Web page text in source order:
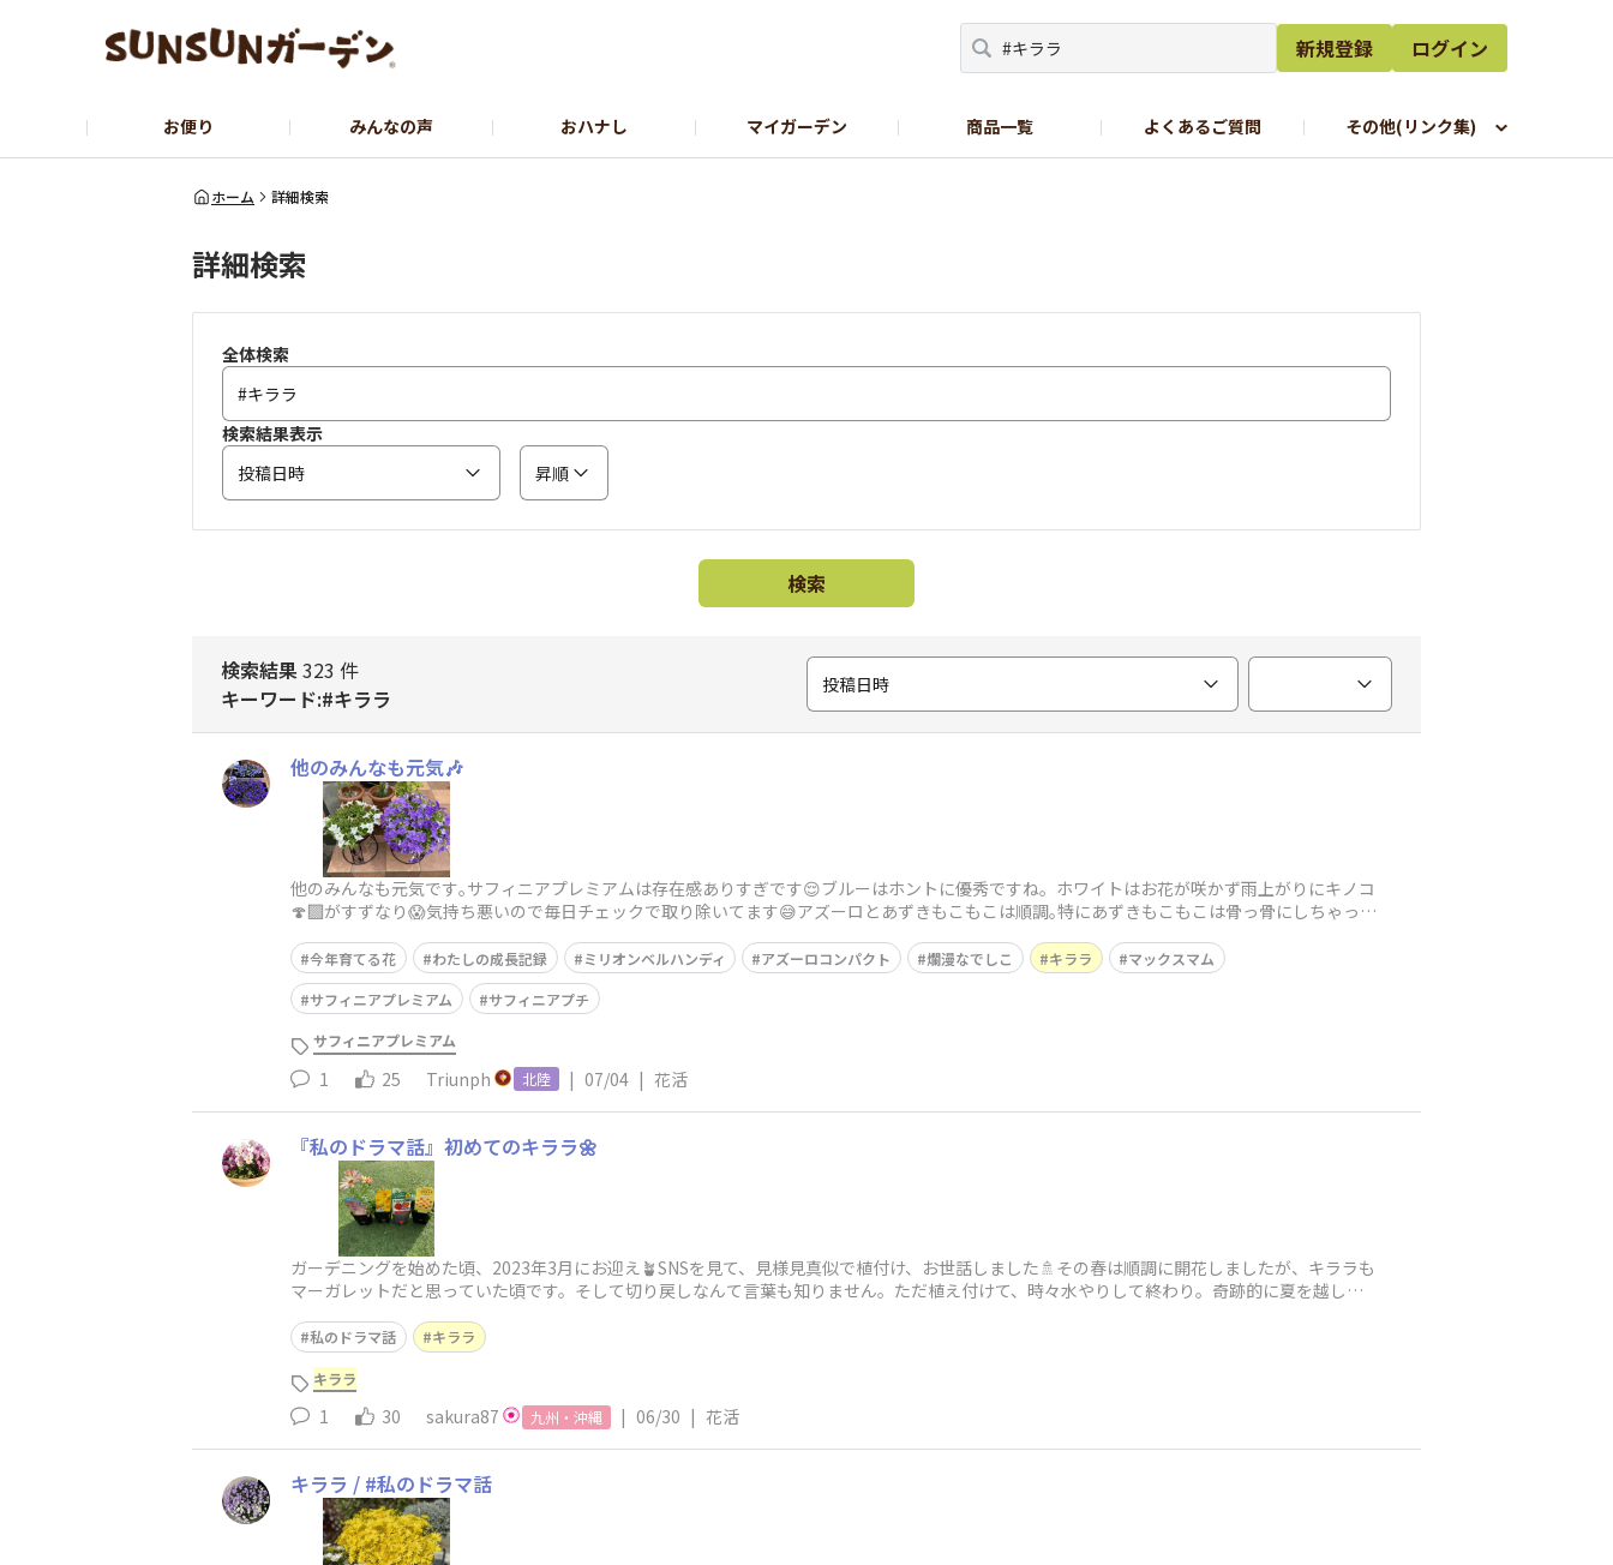
新規登録 ログイン
お便り みんなの声 おハナし マイガーデン 商品一覧 よくあるご質問 その他(リンク集)
公式サイト YouTubeチャンネル
ホーム 詳細検索
詳細検索
全体検索
検索結果表示
投稿日時
昇順
検索
検索結果323 件
キーワード:#キララ
投稿日時
他のみんなも元気🎶
他のみんなも元気です｡サフィニアプレミアムは存在感ありすぎです😌ブルーはホントに優秀ですね。ホワイトはお花が咲かず雨上がりにキノコ
🍄‍🟫がすずなり😱気持ち悪いので毎日チェックで取り除いてます😅アズーロとあずきもこもこは順調｡特にあずきもこもこは骨っ骨にしちゃった
今年育てる花 わたしの成長記録 ミリオンベルハンディ アズーロコンパクト 爛漫なでしこ キララ
マックスマム
サフィニアプレミアム
サフィニアプチ
サフィニアプレミアム
1 25 Triunph 北陸 | 07/04 | 花活
『私のドラマ話』初めてのキララ🌼
ガーデニングを始めた頃、2023年3月にお迎え🪴SNSを見て、見様見真似で植付け、お世話しました🚿その春は順調に開花しましたが、キララも
マーガレットだと思っていた頃です。そして切り戻しなんて言葉も知りません。ただ植え付けて、時々水やりして終わり。奇跡的に夏を越し、
私のドラマ話 キララ
キララ
1 30 sakura87 九州・沖縄 | 06/30 | 花活
キララ / #私のドラマ話